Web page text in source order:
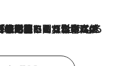
い…」「サーチャージ料の高値が続いている」ホルムズ海峡封鎖による影響はいつまで続く？《エネルギー専門家に聞く“どうなる日本の暮らし”》